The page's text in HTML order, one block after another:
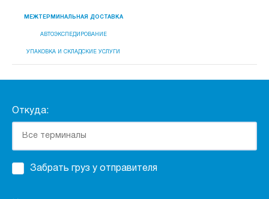
МЕЖТЕРМИНАЛЬНАЯ ДОСТАВКА
АВТОЭКСПЕДИРОВАНИЕ
УПАКОВКА И СКЛАДСКИЕ УСЛУГИ
Откуда:
Забрать груз у отправителя